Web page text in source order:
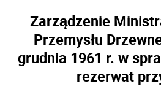
Zarządzenie
Przemysłu
grudnia 1961 r. w
rezerwat